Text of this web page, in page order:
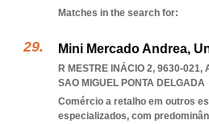
Matches in the search for:
Mini Mercado Andrea,
R MESTRE INÁCIO 2, 9630-021,
SAO MIGUEL PONTA DELGADA
Comércio a retalho em outros
especializados, com